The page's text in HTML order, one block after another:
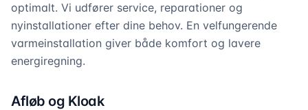
optimalt. Vi udfører service, reparationer og
nyinstallationer efter dine behov. En velfungerende
varmeinstallation giver både komfort og lavere
energiregning.
Afløb og Kloak